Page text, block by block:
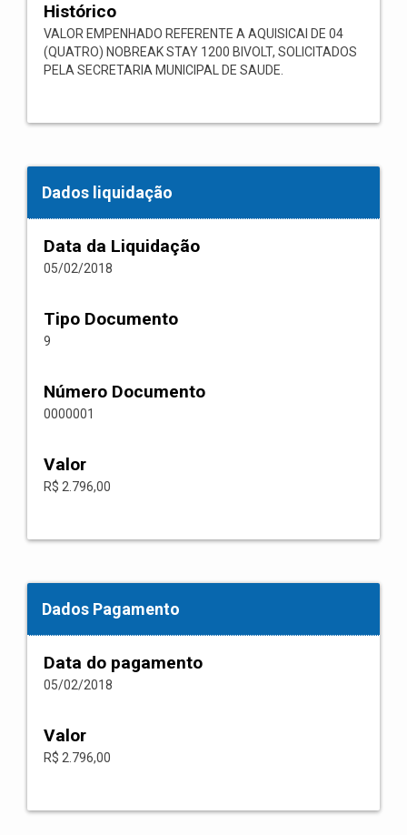
Histórico
VALOR EMPENHADO REFERENTE A AQUISICAI DE 04
(QUATRO) NOBREAK STAY 1200 BIVOLT, SOLICITADOS
PELA SECRETARIA MUNICIPAL DE SAUDE.
Dados liquidação
Data da Liquidação
05/02/2018
Tipo Documento
9
Número Documento
0000001
Valor
R$ 2.796,00
Dados Pagamento
Data do pagamento
05/02/2018
Valor
R$ 2.796,00